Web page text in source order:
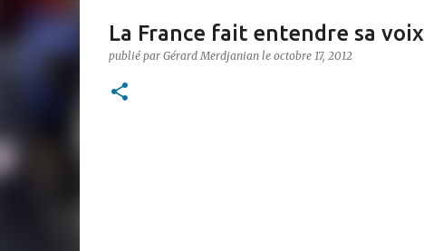
La France fait entendre sa voix
publié par Gérard Merdjanian le octobre 17, 2012